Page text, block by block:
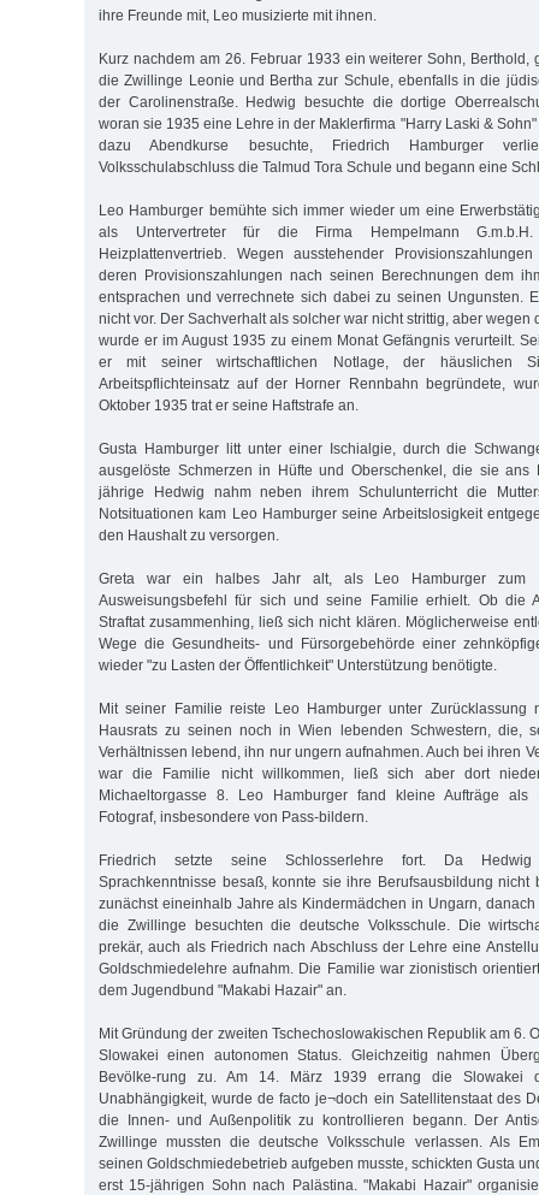
ihre Freunde mit, Leo musizierte mit ihnen.
Kurz nachdem am 26. Februar 1933 ein weiterer Sohn, Berthold,
die Zwillinge Leonie und Bertha zur Schule, ebenfalls in die
der Carolinenstraße. Hedwig besuchte die dortige
woran sie 1935 eine Lehre in der Maklerfirma "Harry Laski &
dazu Abendkurse besuchte, Friedrich Hamburger
Volksschulabschluss die Talmud Tora Schule und begann eine
Leo Hamburger bemühte sich immer wieder um eine
als Untervertreter für die Firma Hempelmann
Heizplattenvertrieb. Wegen ausstehender
deren Provisionszahlungen nach seinen Berechnungen dem
entsprachen und verrechnete sich dabei zu seinen Ungunsten.
nicht vor. Der Sachverhalt als solcher war nicht strittig, aber wegen
wurde er im August 1935 zu einem Monat Gefängnis verurteilt.
er mit seiner wirtschaftlichen Notlage, der häuslichen
Arbeitspflichteinsatz auf der Horner Rennbahn begründete,
Oktober 1935 trat er seine Haftstrafe an.
Gusta Hamburger litt unter einer Ischialgie, durch die
ausgelöste Schmerzen in Hüfte und Oberschenkel, die sie ans
jährige Hedwig nahm neben ihrem Schulunterricht die
Notsituationen kam Leo Hamburger seine Arbeitslosigkeit
den Haushalt zu versorgen.
Greta war ein halbes Jahr alt, als Leo Hamburger zum
Ausweisungsbefehl für sich und seine Familie erhielt. Ob die
Straftat zusammenhing, ließ sich nicht klären. Möglicherweise
Wege die Gesundheits- und Fürsorgebehörde einer
wieder "zu Lasten der Öffentlichkeit" Unterstützung benötigte.
Mit seiner Familie reiste Leo Hamburger unter Zurücklassung
Hausrats zu seinen noch in Wien lebenden Schwestern, die,
Verhältnissen lebend, ihn nur ungern aufnahmen. Auch bei ihren
war die Familie nicht willkommen, ließ sich aber dort
Michaeltorgasse 8. Leo Hamburger fand kleine Aufträge als
Fotograf, insbesondere von Pass-bildern.
Friedrich setzte seine Schlosserlehre fort. Da Hedwig
Sprachkenntnisse besaß, konnte sie ihre Berufsausbildung nicht
zunächst eineinhalb Jahre als Kindermädchen in Ungarn,
die Zwillinge besuchten die deutsche Volksschule. Die
prekär, auch als Friedrich nach Abschluss der Lehre eine
Goldschmiedelehre aufnahm. Die Familie war zionistisch
dem Jugendbund "Makabi Hazair" an.
Mit Gründung der zweiten Tschechoslowakischen Republik am 6.
Slowakei einen autonomen Status. Gleichzeitig nahmen
Bevölke-rung zu. Am 14. März 1939 errang die Slowakei
Unabhängigkeit, wurde de facto je¬doch ein Satellitenstaat des
die Innen- und Außenpolitik zu kontrollieren begann. Der
Zwillinge mussten die deutsche Volksschule verlassen. Als
seinen Goldschmiedebetrieb aufgeben musste, schickten Gusta
erst 15-jährigen Sohn nach Palästina. "Makabi Hazair"